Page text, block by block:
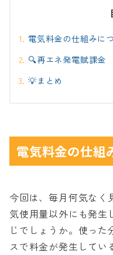
電気料金の仕組みに
🔍再エネ発電賦課金
💡まとめ
電気料金の仕組
今回は、毎月何気なく
気使用量以外にも発生
じでしょうか。使った
スで料金が発生してい